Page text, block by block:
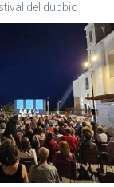
del dubbio